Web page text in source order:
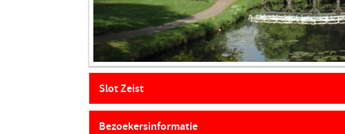
Slot Zeist
Bezoekersinformatie